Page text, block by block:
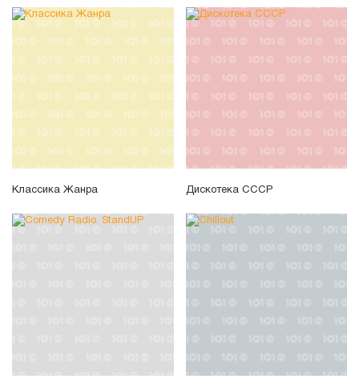
Классика Жанра Дискотека СССР